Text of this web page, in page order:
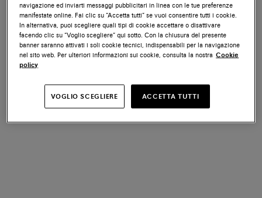
navigazione ed inviarti messaggi pubblicitari in linea con le tue preferenze
manifestate online. Fai clic su “Accetta tutti” se vuoi consentire tutti i cookie.
In alternativa, puoi scegliere quali tipi di cookie accettare o disattivare
facendo clic su “Voglio scegliere” qui sotto. Con la chiusura del presente
banner saranno attivati i soli cookie tecnici, indispensabili per la navigazione
nel sito web. Per ulteriori informazioni sui cookie, consulta la nostra Cookie
policy
VOGLIO SCEGLIERE ACCETTA TUTTI